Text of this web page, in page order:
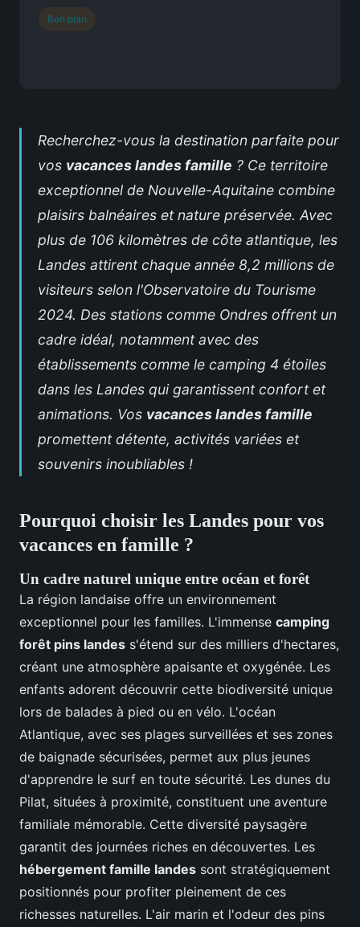
Recherchez-vous la destination parfaite pour
vos vacances landes famille ? Ce territoire
exceptionnel de Nouvelle-Aquitaine combine
plaisirs balnéaires et nature préservée. Avec
plus de 106 kilomètres de côte atlantique, les
Landes attirent chaque année 8,2 millions de
visiteurs selon l'Observatoire du Tourisme
2024. Des stations comme Ondres offrent un
cadre idéal, notamment avec des
établissements comme le camping 4 étoiles
dans les Landes qui garantissent confort et
animations. Vos vacances landes famille
promettent détente, activités variées et
souvenirs inoubliables !
Pourquoi choisir les Landes pour vos
vacances en famille ?
Un cadre naturel unique entre océan et forêt
La région landaise offre un environnement
exceptionnel pour les familles. L'immense camping
forêt pins landes s'étend sur des milliers d'hectares,
créant une atmosphère apaisante et oxygénée. Les
enfants adorent découvrir cette biodiversité unique
lors de balades à pied ou en vélo. L'océan
Atlantique, avec ses plages surveillées et ses zones
de baignade sécurisées, permet aux plus jeunes
d'apprendre le surf en toute sécurité. Les dunes du
Pilat, situées à proximité, constituent une aventure
familiale mémorable. Cette diversité paysagère
garantit des journées riches en découvertes. Les
hébergement famille landes sont stratégiquement
positionnés pour profiter pleinement de ces
richesses naturelles. L'air marin et l'odeur des pins
Bon plan